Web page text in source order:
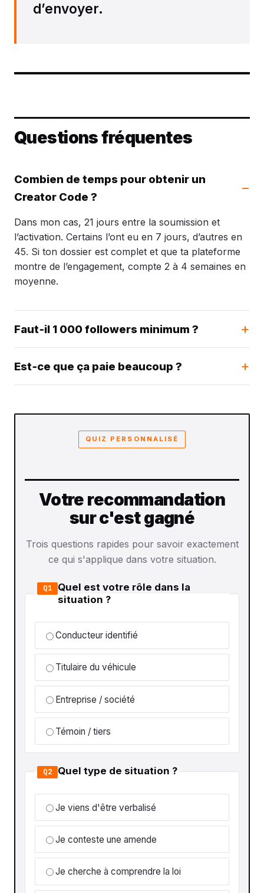
d’envoyer.
Questions fréquentes
Combien de temps pour obtenir un
Creator Code ?
Dans mon cas, 21 jours entre la soumission et
l’activation. Certains l’ont eu en 7 jours, d’autres en
45. Si ton dossier est complet et que ta plateforme
montre de l’engagement, compte 2 à 4 semaines en
moyenne.
Faut‑il 1 000 followers minimum ?
Est‑ce que ça paie beaucoup ?
QUIZ PERSONNALISÉ
Votre recommandation
sur c'est gagné
Trois questions rapides pour savoir exactement
ce qui s'applique dans votre situation.
Q1
Quel est votre rôle dans la
situation ?
Conducteur identifié
Titulaire du véhicule
Entreprise / société
Témoin / tiers
Q2 Quel type de situation ?
Je viens d'être verbalisé
Je conteste une amende
Je cherche à comprendre la loi